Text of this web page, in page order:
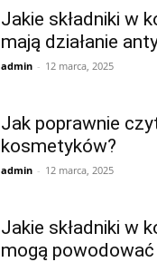
Jakie składniki w
mają działanie
admin - 12 marca, 2025
Jak poprawnie
kosmetyków?
admin - 12 marca, 2025
Jakie składniki w
mogą